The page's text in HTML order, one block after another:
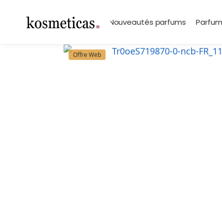
Marques Nouveautés parfums
Search
Offre Web